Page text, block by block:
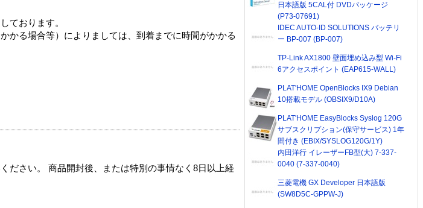
ております。
かる場合等）によりましては、到着までに時間がかかる
ださい。 商品開封後、または特別の事情なく8日以上経
日本語版 5CAL付 DVDパッケージ
(P73-07691)
IDEC AUTO-ID SOLUTIONS バッテリ
ー BP-007 (BP-007)
TP-Link AX1800 壁面埋め込み型 Wi-Fi
6アクセスポイント (EAP615-WALL)
PLAT'HOME OpenBlocks IX9 Debian
10搭載モデル (OBSIX9/D10A)
PLAT'HOME EasyBlocks Syslog 120G
サブスクリプション(保守サービス) 1年
間付き (EBIX/SYSLOG120G/1Y)
内田洋行 イレーザーFB型(大) 7-337-
0040 (7-337-0040)
三菱電機 GX Developer 日本語版
(SW8D5C-GPPW-J)